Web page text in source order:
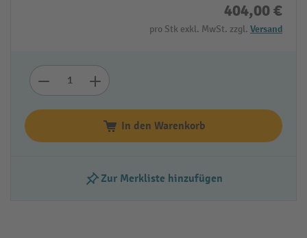
404,00 €
pro Stk exkl. MwSt. zzgl. Versand
In den Warenkorb
Zur Merkliste hinzufügen